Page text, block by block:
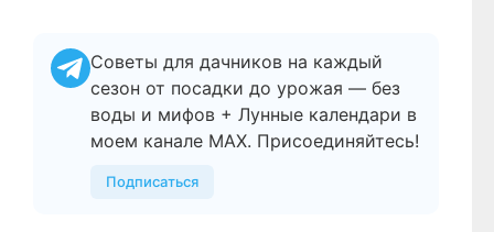
Советы для дачников на каждый
сезон от посадки до урожая — без
воды и мифов + Лунные календари в
моем канале МАХ. Присоединяйтесь!
Подписаться